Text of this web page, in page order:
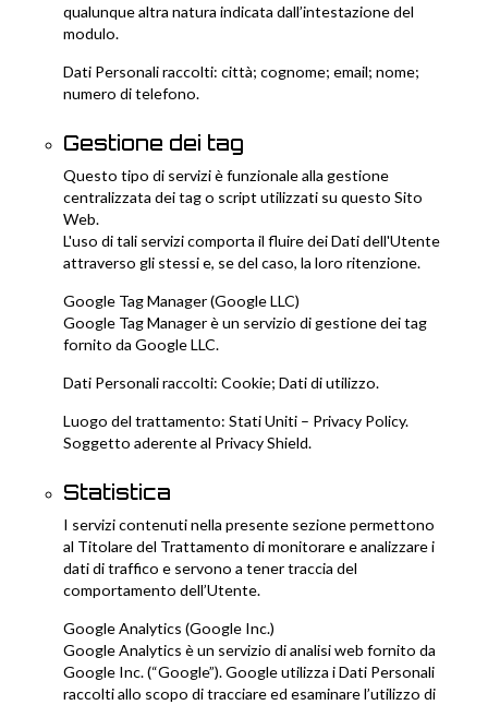
qualunque altra natura indicata dall’intestazione del
modulo.
Dati Personali raccolti: città; cognome; email; nome;
numero di telefono.
Gestione dei tag
Questo tipo di servizi è funzionale alla gestione
centralizzata dei tag o script utilizzati su questo Sito
Web.
L'uso di tali servizi comporta il fluire dei Dati dell'Utente
attraverso gli stessi e, se del caso, la loro ritenzione.
Google Tag Manager (Google LLC)
Google Tag Manager è un servizio di gestione dei tag
fornito da Google LLC.
Dati Personali raccolti: Cookie; Dati di utilizzo.
Luogo del trattamento: Stati Uniti – Privacy Policy.
Soggetto aderente al Privacy Shield.
Statistica
I servizi contenuti nella presente sezione permettono
al Titolare del Trattamento di monitorare e analizzare i
dati di traffico e servono a tener traccia del
comportamento dell’Utente.
Google Analytics (Google Inc.)
Google Analytics è un servizio di analisi web fornito da
Google Inc. (“Google”). Google utilizza i Dati Personali
raccolti allo scopo di tracciare ed esaminare l’utilizzo di